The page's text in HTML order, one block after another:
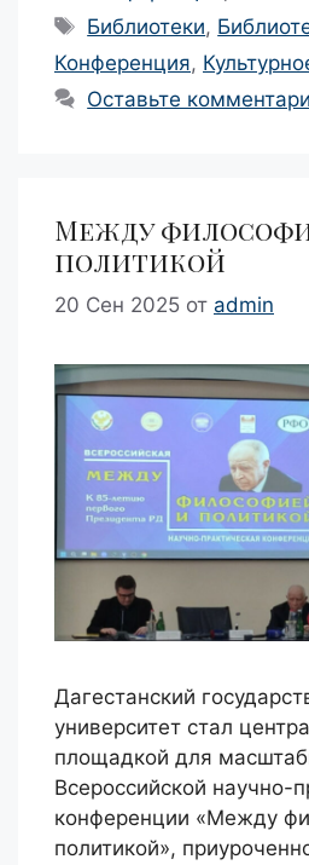
Метки
Библиотеки,
Конференция,
Оставьте
Между
политикой
20 Сен 2025 от admin
Дагестанский
университет стал
площадкой для
Всероссийской научно-
конференции «Между
политикой»,